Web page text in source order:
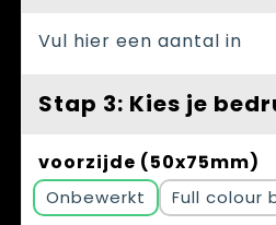
Vul hier een aantal in
Stap 3: Kies je
voorzijde (50x75mm)
Onbewerkt Full colour